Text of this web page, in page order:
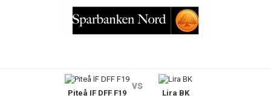
Piteå IF DFF F19
vs
Lira BK